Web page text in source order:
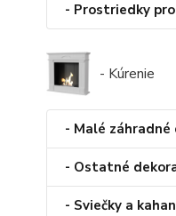
- Prostriedky
- Kúrenie
- Malé záhradné
- Ostatné
- Sviečky a